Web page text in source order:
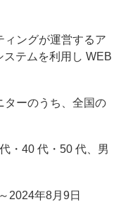
ィングが運営するア
テムを利用し WEB
ターのうち、全国の
・40 代・50 代、男
2024年8月9日